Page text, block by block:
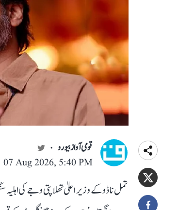
قومی آواز بیورو
07 Aug 2026, 5:40 PM
تمل ناڈو کے وزیر اعلیٰ تھلاپتی وجے کی